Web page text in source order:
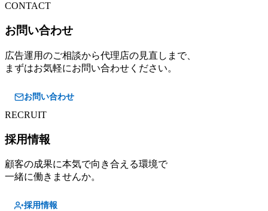
CONTACT
お問い合わせ
広告運用のご相談から代理店の見直しまで、
まずはお気軽にお問い合わせください。
お問い合わせ
RECRUIT
採用情報
顧客の成果に本気で向き合える環境で
一緒に働きませんか。
採用情報